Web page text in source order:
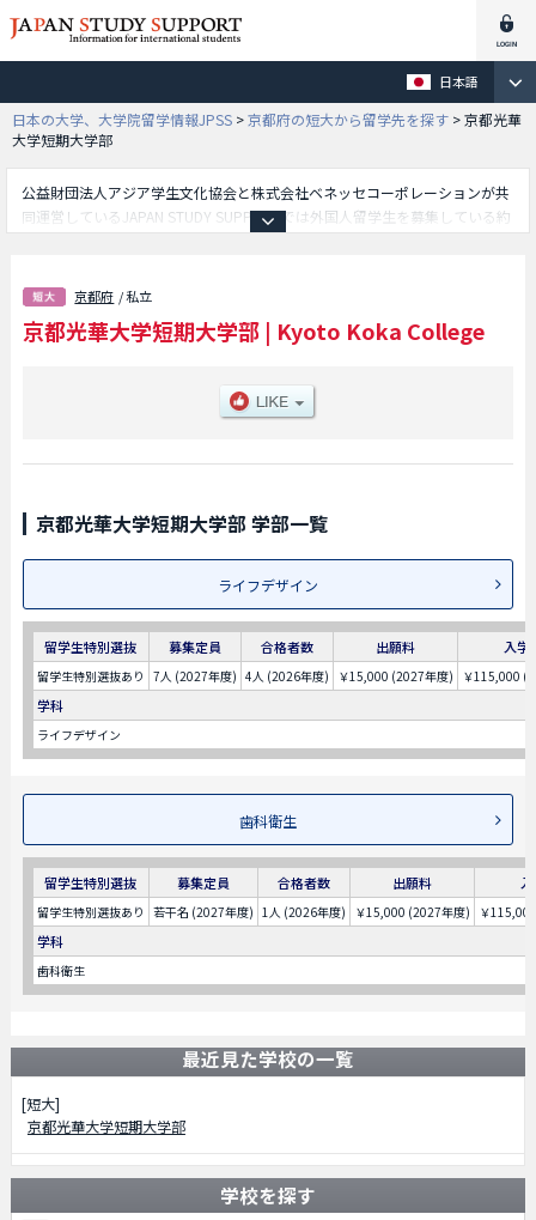
日本語
日本の大学、大学院留学情報JPSS >京都府の短大から留学先を探す >京都光華
大学短期大学部
公益財団法人アジア学生文化協会と株式会社ベネッセコーポレーションが共
同運営しているJAPAN STUDY SUPPORTでは外国人留学生を募集している約
フデザイン学部や歯科衛生学部等、学部別情報や、募集定員や合格者数など
入試情報、施設案内、アクセスなど外国人留学生に必要な情報を掲載してい
るので是非ご利用ください。
京都府 / 私立
京都光華大学短期大学部| Kyoto Koka College
京都光華大学短期大学部 学部一覧
ライフデザイン
留学生特別選抜 募集定員 合格者数 出願料 入学
留学生特別選抜あり 7人 (2027年度) 4人 (2026年度) ￥15,000 (2027年度) ￥115,000
学科
ライフデザイン
歯科衛生
留学生特別選抜 募集定員 合格者数 出願料
留学生特別選抜あり 若干名 (2027年度) 1人 (2026年度) ￥15,000 (2027年度) ￥
学科
歯科衛生
最近見た学校の一覧
[短大]
京都光華大学短期大学部
学校を探す